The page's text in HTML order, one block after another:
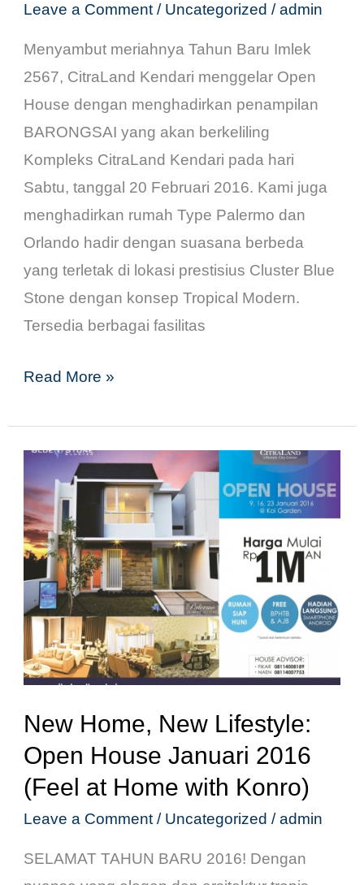
Leave a Comment / Uncategorized /admin
Menyambut meriahnya Tahun Baru Imlek
2567, CitraLand Kendari menggelar Open
House dengan menghadirkan penampilan
BARONGSAI yang akan berkeliling
Kompleks CitraLand Kendari pada hari
Sabtu, tanggal 20 Februari 2016. Kami juga
menghadirkan rumah Type Palermo dan
Orlando hadir dengan suasana berbeda
yang terletak di lokasi prestisius Cluster Blue
Stone dengan konsep Tropical Modern.
Tersedia berbagai fasilitas
Read More »
New Home, New Lifestyle:
Open House Januari 2016
(Feel at Home with Konro)
Leave a Comment / Uncategorized /admin
SELAMAT TAHUN BARU 2016! Dengan
New
Home,
New
Lifestyle:
Open
House
Januari
2016
(Feel
at
with
Konro)